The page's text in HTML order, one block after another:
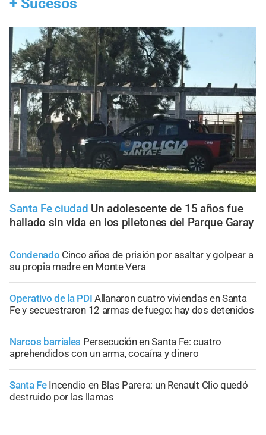
Santa Fe ciudad Un adolescente de 15 años fue
hallado sin vida en los piletones del Parque Garay
Condenado Cinco años de prisión por asaltar y golpear a
su propia madre en Monte Vera
Operativo de la PDI Allanaron cuatro viviendas en Santa
Fe y secuestraron 12 armas de fuego: hay dos detenidos
Narcos barriales Persecución en Santa Fe: cuatro
aprehendidos con un arma, cocaína y dinero
Santa Fe Incendio en Blas Parera: un Renault Clio quedó
destruido por las llamas